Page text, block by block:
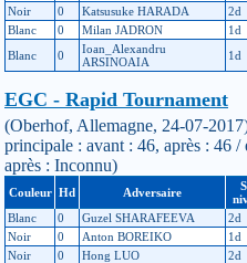
Noir
0 Katsusuke HARADA 2d
Blanc
0 Milan JADRON 1d
Blanc
0
Ioan_Alexandru
ARSINOAIA
1d
EGC - Rapid Tournament
(Oberhof, Allemagne, 24-07-
principale : avant : 46, après : 46
après : Inconnu)
Couleur Hd Adversaire
Blanc
0 Guzel SHARAFEEVA 2d
Noir
0 Anton BOREIKO 1d
Noir
0 Hong LUO 2d